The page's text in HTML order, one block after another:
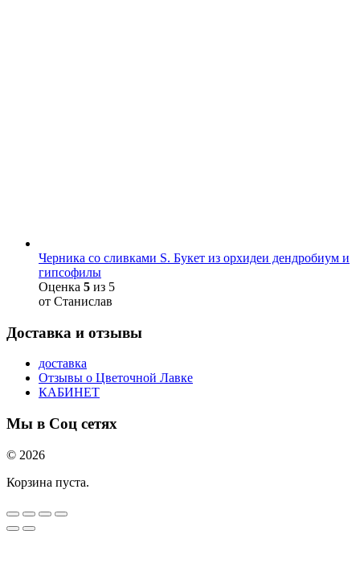
Черника со сливками S. Букет из орхидеи дендробиум и
гипсофилы
Оценка 5 из 5
от Станислав
Доставка и отзывы
доставка
Отзывы о Цветочной Лавке
КАБИНЕТ
Мы в Соц сетях
© 2026
Корзина пуста.